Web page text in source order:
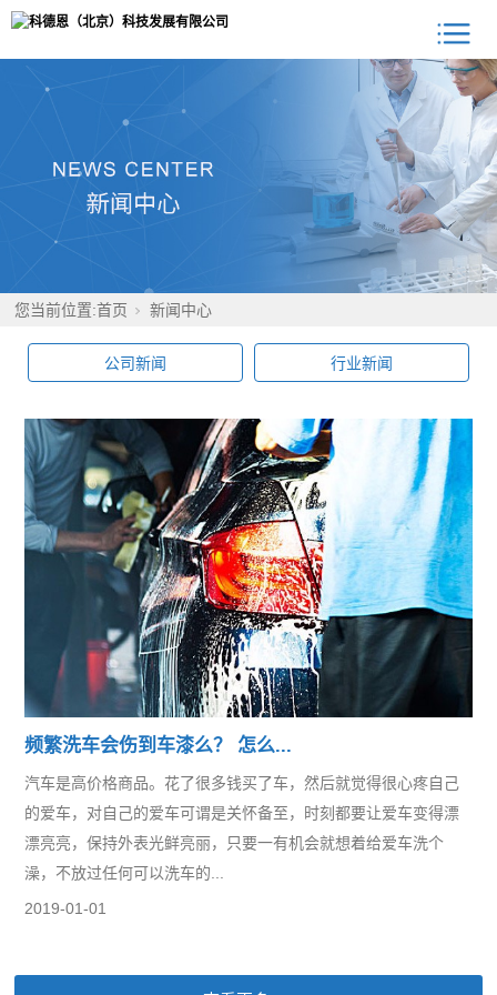
您当前位置:首页 新闻中心
公司新闻 行业新闻
频繁洗车会伤到车漆么？ 怎么...
汽车是高价格商品。花了很多钱买了车，然后就觉得很心疼自己
的爱车，对自己的爱车可谓是关怀备至，时刻都要让爱车变得漂
漂亮亮，保持外表光鲜亮丽，只要一有机会就想着给爱车洗个
澡，不放过任何可以洗车的...
2019-01-01